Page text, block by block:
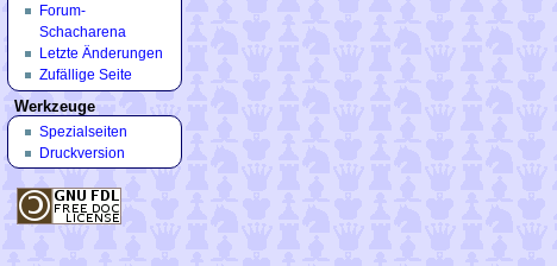
Forum-
Schacharena
Letzte Änderungen
Zufällige Seite
Werkzeuge
Spezialseiten
Druckversion